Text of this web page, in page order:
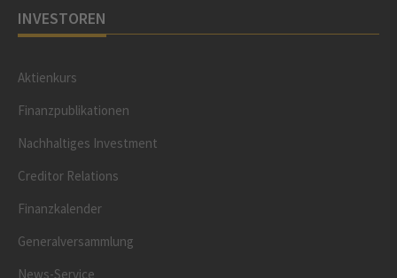
INVESTOREN
Aktienkurs
Finanzpublikationen
Nachhaltiges Investment
Creditor Relations
Finanzkalender
Generalversammlung
News-Service